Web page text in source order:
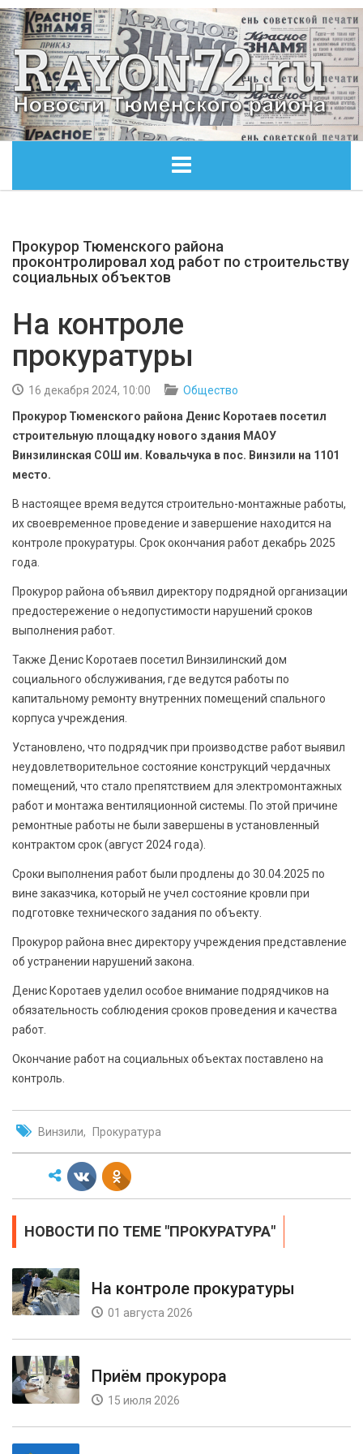
ОБЩЕСТВО
КУЛЬТУРА
БЕЗОПАСНОСТЬ
СПОРТ
АРХИВ PDF
Прокурор Тюменского района
проконтролировал ход работ по строительству
социальных объектов
На контроле
прокуратуры
16 декабря 2024, 10:00
Общество
Прокурор Тюменского района Денис Коротаев посетил
строительную площадку нового здания МАОУ
Винзилинская СОШ им. Ковальчука в пос. Винзили на 1101
место.
В настоящее время ведутся строительно-монтажные работы,
их своевременное проведение и завершение находится на
контроле прокуратуры. Срок окончания работ декабрь 2025
года.
Прокурор района объявил директору подрядной организации
предостережение о недопустимости нарушений сроков
выполнения работ.
Также Денис Коротаев посетил Винзилинский дом
социального обслуживания, где ведутся работы по
капитальному ремонту внутренних помещений спального
корпуса учреждения.
Установлено, что подрядчик при производстве работ выявил
неудовлетворительное состояние конструкций чердачных
помещений, что стало препятствием для электромонтажных
работ и монтажа вентиляционной системы. По этой причине
ремонтные работы не были завершены в установленный
контрактом срок (август 2024 года).
Сроки выполнения работ были продлены до 30.04.2025 по
вине заказчика, который не учел состояние кровли при
подготовке технического задания по объекту.
Прокурор района внес директору учреждения представление
об устранении нарушений закона.
Денис Коротаев уделил особое внимание подрядчиков на
обязательность соблюдения сроков проведения и качества
работ.
Окончание работ на социальных объектах поставлено на
контроль.
Винзили Прокуратура
НОВОСТИ ПО ТЕМЕ "ПРОКУРАТУРА"
На контроле прокуратуры
01 августа 2026
Приём прокурора
15 июля 2026